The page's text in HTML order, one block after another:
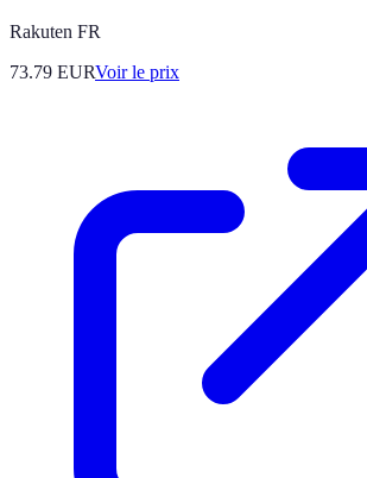
Rakuten FR
73.79 EURVoir le prix